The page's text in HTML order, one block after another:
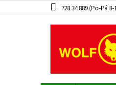
na
728 34 889 (Po-Pá